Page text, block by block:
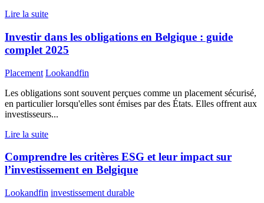
Lire la suite
Investir dans les obligations en Belgique : guide
complet 2025
Placement Lookandfin
Les obligations sont souvent perçues comme un placement sécurisé,
en particulier lorsqu'elles sont émises par des États. Elles offrent aux
investisseurs...
Lire la suite
Comprendre les critères ESG et leur impact sur
l’investissement en Belgique
Lookandfin investissement durable